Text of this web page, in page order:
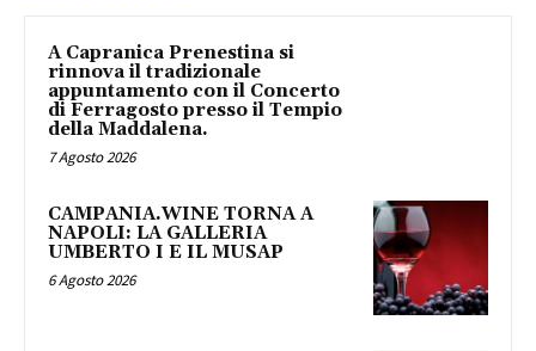
A Capranica Prenestina si
rinnova il tradizionale
appuntamento con il Concerto
di Ferragosto presso il Tempio
della Maddalena.
7 Agosto 2026
CAMPANIA.WINE TORNA A
NAPOLI: LA GALLERIA
UMBERTO I E IL MUSAP
6 Agosto 2026